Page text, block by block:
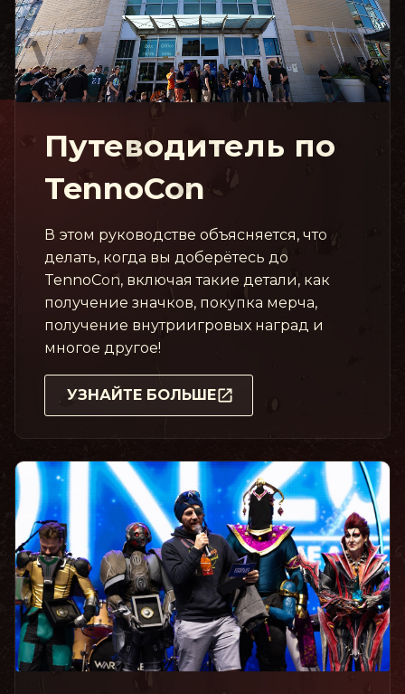
Путеводитель по
TennoCon
В этом руководстве объясняется, что
делать, когда вы доберётесь до
TennoCon, включая такие детали, как
получение значков, покупка мерча,
получение внутриигровых наград и
многое другое!
УЗНАЙТЕ БОЛЬШЕ